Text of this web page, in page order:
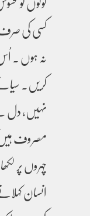
کسی کی
نہ ہوں ۔
کریں۔
نہیں، دل
مصروف
چہروں پر
انسان